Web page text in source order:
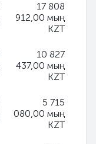
17 808
912,00 мың
KZT
10 827
437,00 мың
KZT
5 715
080,00 мың
KZT